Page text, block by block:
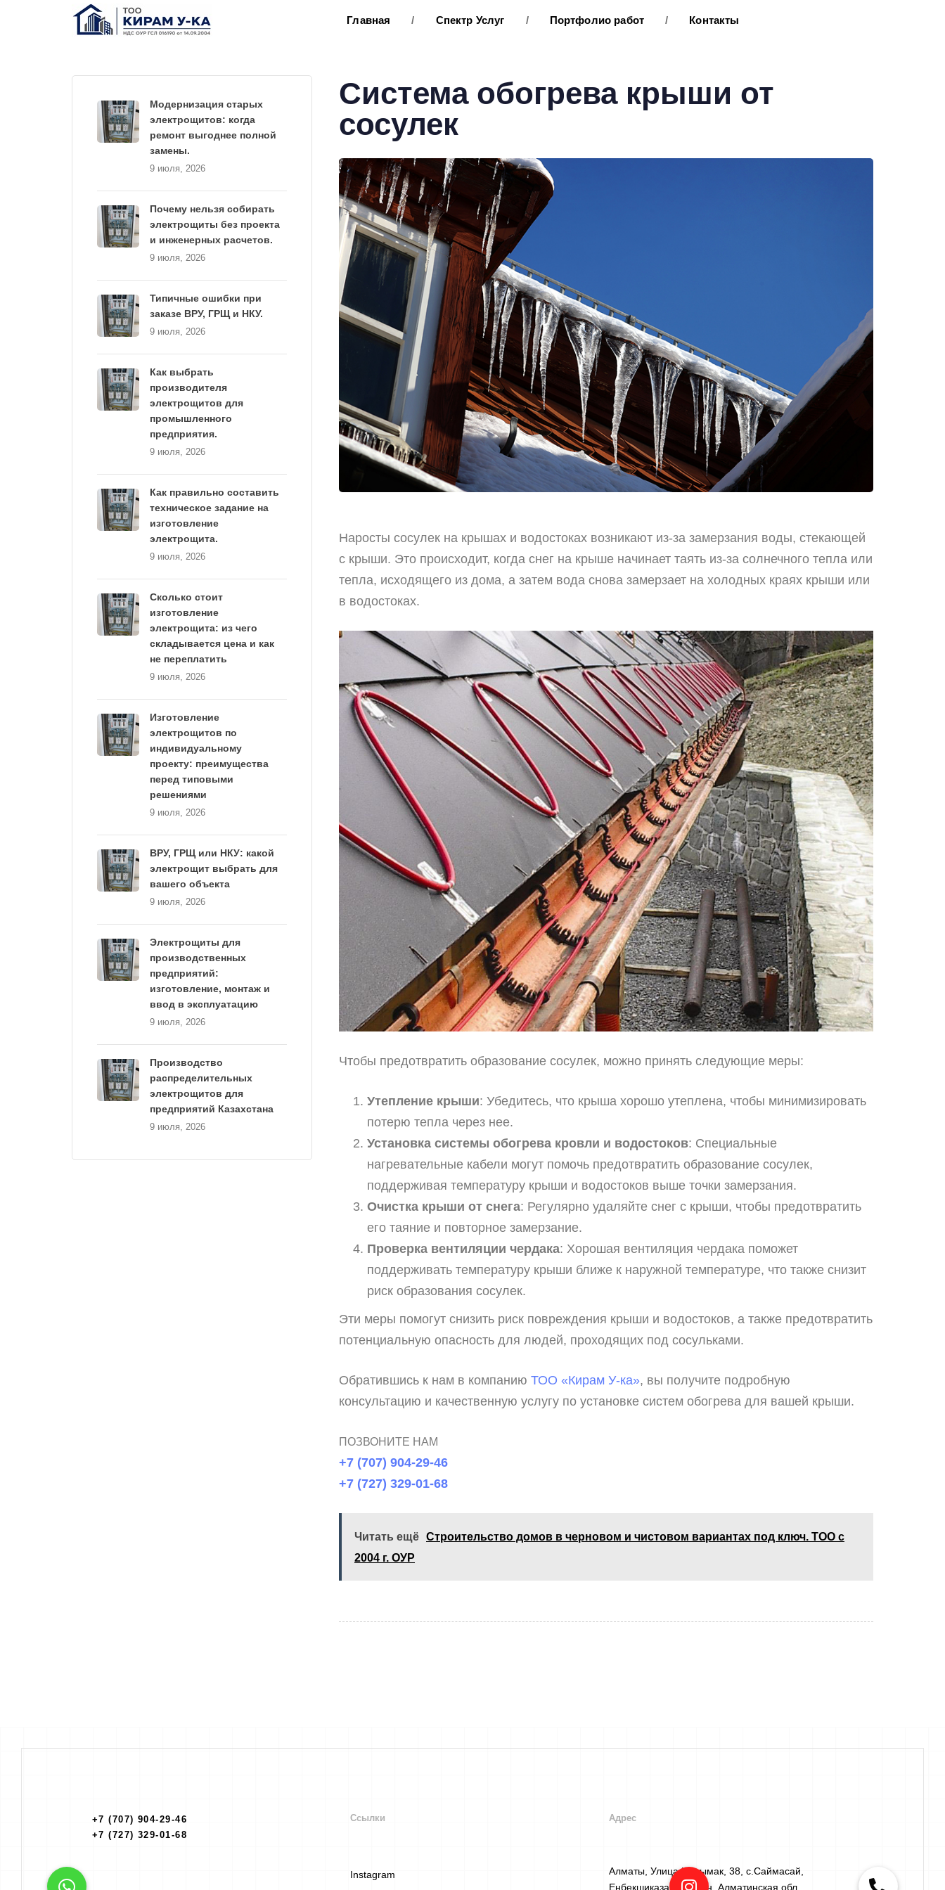
Главная / Спектр Услуг / Портфолио работ / Контакты
Система обогрева крыши от
сосулек
Наросты сосулек на крышах и водостоках возникают из-за замерзания воды, стекающей
с крыши. Это происходит, когда снег на крыше начинает таять из-за солнечного тепла или
тепла, исходящего из дома, а затем вода снова замерзает на холодных краях крыши или
в водостоках.
Чтобы предотвратить образование сосулек, можно принять следующие меры:
Утепление крыши: Убедитесь, что крыша хорошо утеплена, чтобы минимизировать
потерю тепла через нее.
Установка системы обогрева кровли и водостоков: Специальные
нагревательные кабели могут помочь предотвратить образование сосулек,
поддерживая температуру крыши и водостоков выше точки замерзания.
Очистка крыши от снега: Регулярно удаляйте снег с крыши, чтобы предотвратить
его таяние и повторное замерзание.
Проверка вентиляции чердака: Хорошая вентиляция чердака поможет
поддерживать температуру крыши ближе к наружной температуре, что также снизит
риск образования сосулек.
Эти меры помогут снизить риск повреждения крыши и водостоков, а также предотвратить
потенциальную опасность для людей, проходящих под сосульками.
Обратившись к нам в компанию ТОО «Кирам У-ка», вы получите подробную
консультацию и качественную услугу по установке систем обогрева для вашей крыши.
ПОЗВОНИТЕ НАМ
+7 (707) 904-29-46
+7 (727) 329-01-68
Читать ещё Строительство домов в черновом и чистовом вариантах под ключ. ТОО с
2004 г. ОУР
Модернизация старых
электрощитов: когда
ремонт выгоднее полной
замены.
9 июля, 2026
Почему нельзя собирать
электрощиты без проекта
и инженерных расчетов.
9 июля, 2026
Типичные ошибки при
заказе ВРУ, ГРЩ и НКУ.
9 июля, 2026
Как выбрать
производителя
электрощитов для
промышленного
предприятия.
9 июля, 2026
Как правильно составить
техническое задание на
изготовление
электрощита.
9 июля, 2026
Сколько стоит
изготовление
электрощита: из чего
складывается цена и как
не переплатить
9 июля, 2026
Изготовление
электрощитов по
индивидуальному
проекту: преимущества
перед типовыми
решениями
9 июля, 2026
ВРУ, ГРЩ или НКУ: какой
электрощит выбрать для
вашего объекта
9 июля, 2026
Электрощиты для
производственных
предприятий:
изготовление, монтаж и
ввод в эксплуатацию
9 июля, 2026
Производство
распределительных
электрощитов для
предприятий Казахстана
9 июля, 2026
+7 (707) 904-29-46
+7 (727) 329-01-68
Ссылки
Instagram
Адрес
Алматы, Улица Ынтымак, 38​, с.Саймасай,
Енбекшиказахский р-н, Алматинская обл